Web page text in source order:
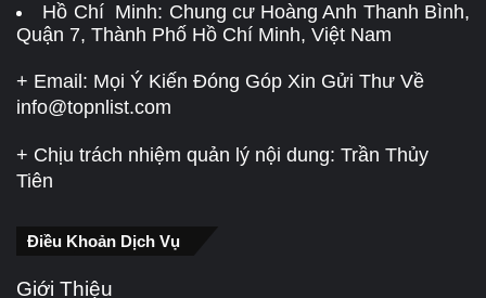
Hồ Chí Minh: Chung cư Hoàng Anh Thanh Bình,
Quận 7, Thành Phố Hồ Chí Minh, Việt Nam
+ Email: Mọi Ý Kiến Đóng Góp Xin Gửi Thư Về
info@topnlist.com
+ Chịu trách nhiệm quản lý nội dung: Trần Thủy
Tiên
Điều Khoản Dịch Vụ
Giới Thiệu